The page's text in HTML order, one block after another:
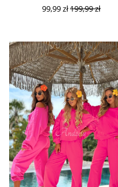
99,99 zł199,99 zł